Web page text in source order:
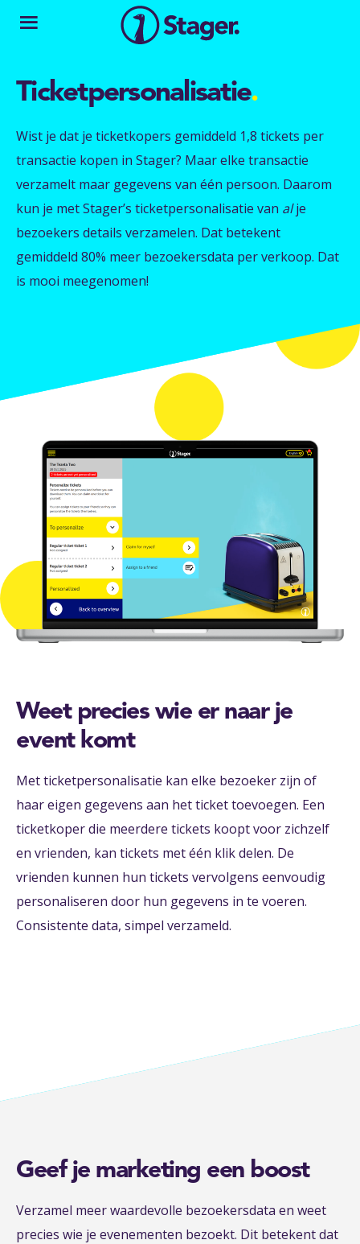
Ticketpersonalisatie.
Wist je dat je ticketkopers gemiddeld 1,8 tickets per
transactie kopen in Stager? Maar elke transactie
verzamelt maar gegevens van één persoon. Daarom
kun je met Stager’s ticketpersonalisatie van alje
bezoekers details verzamelen. Dat betekent
gemiddeld 80% meer bezoekersdata per verkoop. Dat
is mooi meegenomen!
Weet precies wie er naar je
event komt
Met ticketpersonalisatie kan elke bezoeker zijn of
haar eigen gegevens aan het ticket toevoegen. Een
ticketkoper die meerdere tickets koopt voor zichzelf
en vrienden, kan tickets met één klik delen. De
vrienden kunnen hun tickets vervolgens eenvoudig
personaliseren door hun gegevens in te voeren.
Consistente data, simpel verzameld.
Geef je marketing een boost
Verzamel meer waardevolle bezoekersdata en weet
precies wie je evenementen bezoekt. Dit betekent dat